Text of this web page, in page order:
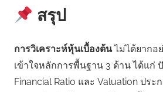
สรุป
การวิเคราะห์หุ้นเบื้องต้นไม่ได้ยากอ
เข้าใจหลักการพื้นฐาน 3 ด้าน ได้แก่
Financial Ratio และ Valuation ประ